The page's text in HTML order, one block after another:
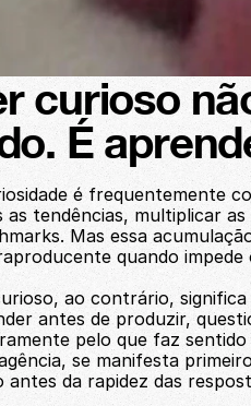
curioso
É
é frequentemente
as tendências, multiplicar
Mas essa
quando impede
ao contrário,
antes de produzir,
pelo que faz
se manifesta
antes da rapidez das